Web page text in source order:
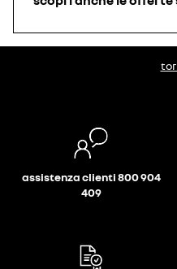
assistenza clienti 800 904
409